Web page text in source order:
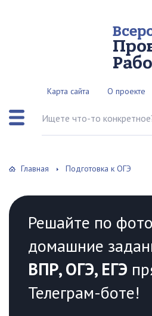
Карта сайта О проекте
Поиск по сайту
Главная Подготовка к ОГЭ
Решайте по
домашние
ВПР, ОГЭ, ЕГЭ
Телеграм-боте!